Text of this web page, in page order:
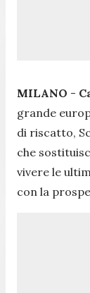
MILANO -
grande
di riscatto,
che
vivere le
con la